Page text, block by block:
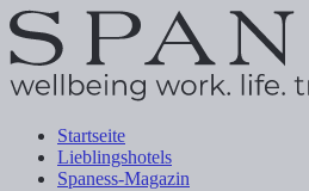
Startseite
Lieblingshotels
Spaness-Magazin